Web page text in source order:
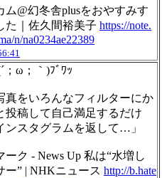
ム@幻冬舎plusをおやすみす
た｜佐久間裕美子 https://note.
n/na0234ae22389
；ω；｀)ﾌﾞﾜｯ
真をいろんなフィルターにか
投稿して自己満足するだけ
ンスタグラムを返して…」
ーク - News Up 私は“水増し
ー” | NHKニュース http://b.hate